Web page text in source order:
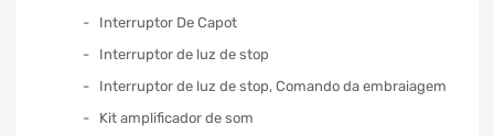
Interruptor De Capot
Interruptor de luz de stop
Interruptor de luz de stop, Comando da embraiagem
Kit amplificador de som